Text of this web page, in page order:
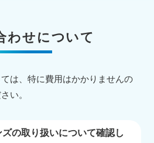
わせについて
は、特に費用はかかりませんの
い。
の取り扱いについて確認し